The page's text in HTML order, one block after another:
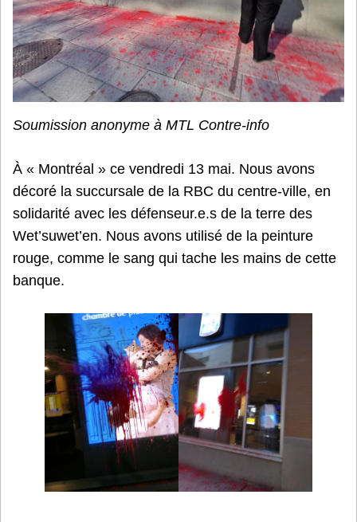
Soumission anonyme à MTL Contre-info
À « Montréal » ce vendredi 13 mai. Nous avons
décoré la succursale de la RBC du centre-ville, en
solidarité avec les défenseur.e.s de la terre des
Wet’suwet’en. Nous avons utilisé de la peinture
rouge, comme le sang qui tache les mains de cette
banque.